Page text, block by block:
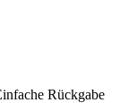
Rückgabe